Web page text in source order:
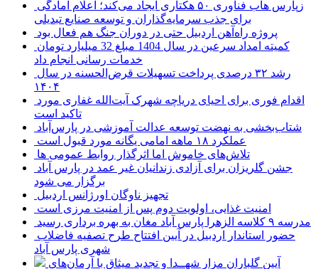
برای جذب سرمایه‌گذاران و توسعه صنایع تبدیلی
پروژه راه‌آهن اردبیل حتی در دوران جنگ هم فعال بود
خدمات رسانی انجام داد
۱۴۰۴
تاکید است
شتاب‌بخشی به نهضت توسعه عدالت آموزشی در پارس‌آباد
عملکرد ۱۸ ماهه امامی یگانه مورد قبول است
تلاش‌های خاموش اما اثرگذار روابط عمومی ها
برگزار می شود
تجهیز ناوگان اورژانس اردبیل
امنیت غذایی، اولویت دوم پس از امنیت مرزی است
مدرسه ۹ کلاسه الزهرا پارس آباد مغان به بهره برداری رسید
شهری پارس آباد